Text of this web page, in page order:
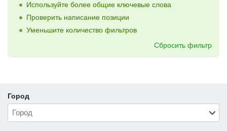
Город
Используйте более общие ключевые слова
Проверить написание позиции
Уменьшите количество фильтров
Сбросить фильтр